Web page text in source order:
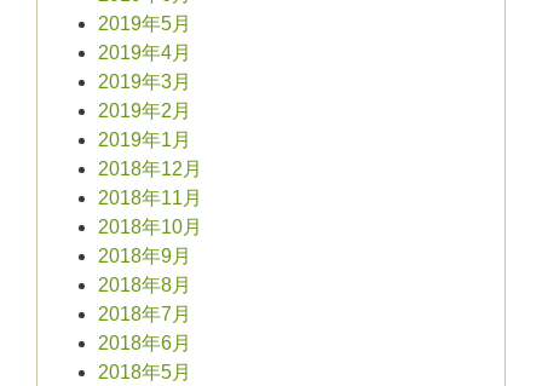
2019年5月
2019年4月
2019年3月
2019年2月
2019年1月
2018年12月
2018年11月
2018年10月
2018年9月
2018年8月
2018年7月
2018年6月
2018年5月